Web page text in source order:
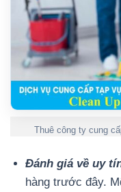
Thuê công ty cung
Đánh giá về uy
hàng trước đây.